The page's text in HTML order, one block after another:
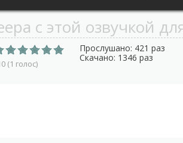
с этой озвучкой
(1 голос)
Прослушано: 421 раз
Скачано: 1346 раз